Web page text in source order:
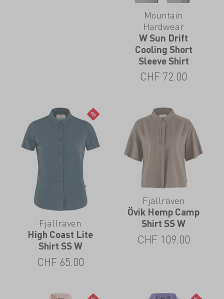
Mountain
Hardwear
W Sun Drift
Cooling Short
Sleeve Shirt
CHF 72.00
Fjällräven
High Coast Lite
Shirt SS W
CHF 65.00
Fjällräven
Övik Hemp Camp
Shirt SS W
CHF 109.00